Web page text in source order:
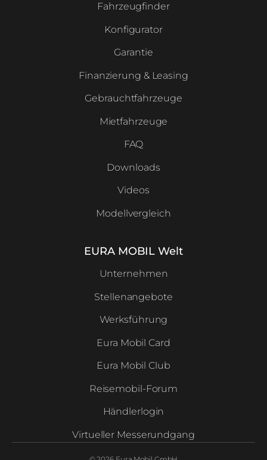
Fahrzeugfinder
Konfigurator
Garantie
Finanzierung & Leasing
Gebrauchtfahrzeuge
Mietfahrzeuge
FAQ
Downloads
Videos
Modellvergleich
EURA MOBIL Welt
Unternehmen
Stellenangebote
Werksführung
Eura Mobil Card
Eura Mobil Club
Reisemobil-Forum
Händlerlogin
Virtueller Messerundgang